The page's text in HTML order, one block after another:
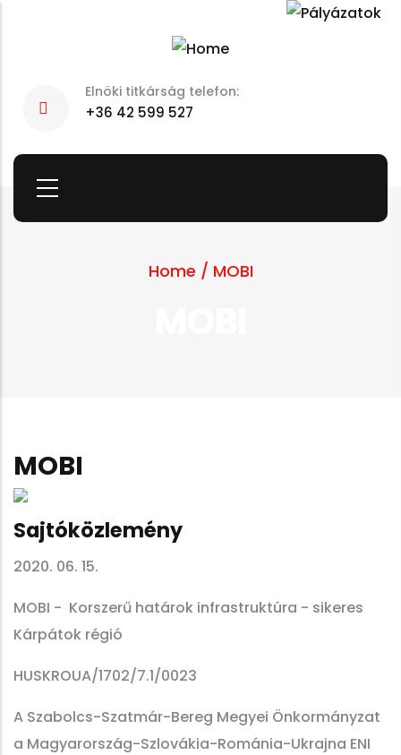
Elnöki titkárság telefon:
+36 42 599 527
Home / MOBI
MOBI
Sajtóközlemény
2020. 06. 15.
MOBI - Korszerű határok infrastruktúra - sikeres
Kárpátok régió
HUSKROUA/1702/7.1/0023
A Szabolcs-Szatmár-Bereg Megyei Önkormányzat
a Magyarország-Szlovákia-Románia-Ukrajna ENI